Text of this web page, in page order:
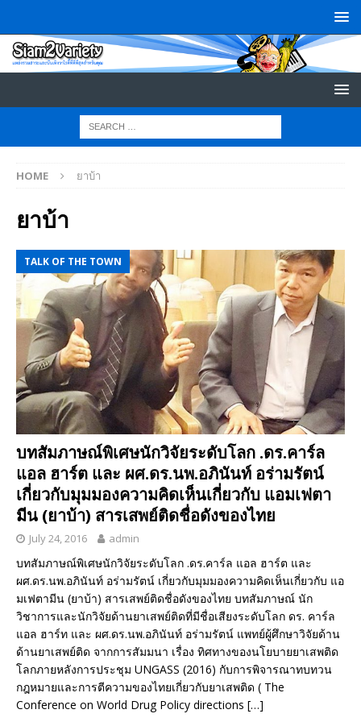
HOME ยาบ้า
ยาบ้า
TALK OF THE TOWN
บทสัมภาษณ์พิเศษนักวิจัยระดับโลก .ดร.คาร์ล
แอล ฮาร์ต และ ผศ.ดร.นพ.อภินันท์ อร่ามรัตน์
เกี่ยวกับมุมมองความคิดเห็นเกี่ยวกับ แอมเฟตา
มีน (ยาบ้า) สารเสพย์ติดชื่อดังของไทย
July 24, 2016 admin
บทสัมภาษณ์พิเศษนักวิจัยระดับโลก .ดร.คาร์ล แอล ฮาร์ต และ
ผศ.ดร.นพ.อภินันท์ อร่ามรัตน์ เกี่ยวกับมุมมองความคิดเห็นเกี่ยวกับ แอ
มเฟตามีน (ยาบ้า) สารเสพย์ติดชื่อดังของไทย บทสัมภาษณ์ นัก
วิชาการและนักวิจัยด้านยาเสพย์ติดที่มีชื่อเสียงระดับโลก ดร. คาร์ล
แอล ฮาร์ท และ ผศ.ดร.นพ.อภินันท์ อร่ามรัตน์ แพทย์ผู้ศึกษาวิจัยด้าน
ด้านยาเสพย์ติด จากการสัมมนา เรื่อง ทิศทางของนโยบายยาเสพติด
โลกภายหลังการประชุม UNGASS (2016) กับการพิจารณาทบทวน
กฎหมายและการตีความของไทยเกี่ยวกับยาเสพติด ( The
Conference on World Drug Policy directions […]